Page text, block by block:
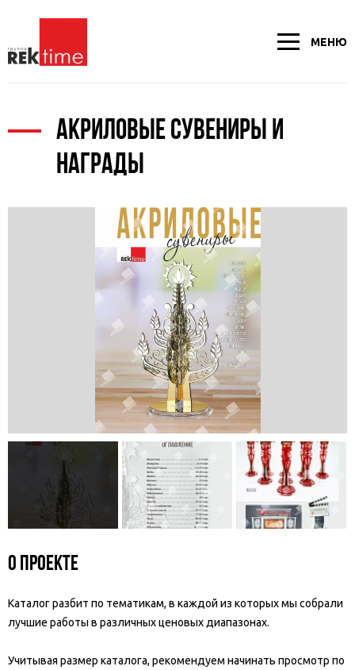
МЕНЮ
АКРИЛОВЫЕ СУВЕНИРЫ И
НАГРАДЫ
О проекте
Каталог разбит по тематикам, в каждой из которых мы собрали
лучшие работы в различных ценовых диапазонах.
Учитывая размер каталога, рекомендуем начинать просмотр по